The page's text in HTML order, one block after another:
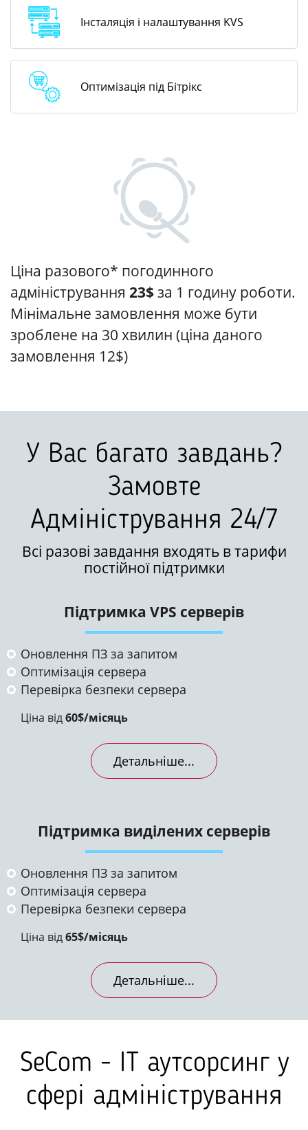
Інсталяція і налаштування KVS
Оптимізація під Бітрікс
Ціна разового* погодинного
адміністрування 23$за 1 годину роботи.
Мінімальне замовлення може бути
зроблене на 30 хвилин (ціна даного
замовлення 12$)
У Вас багато завдань?
Замовте
Адміністрування 24/7
Всі разові завдання входять в тарифи
постійної підтримки
Підтримка VPS серверів
Оновлення ПЗ за запитом
Оптимізація сервера
Перевірка безпеки сервера
Ціна від60$/місяць
Детальніше...
Підтримка виділених серверів
Оновлення ПЗ за запитом
Оптимізація сервера
Перевірка безпеки сервера
Ціна від65$/місяць
Детальніше...
SeCom - IT аутсорсинг у
сфері адміністрування